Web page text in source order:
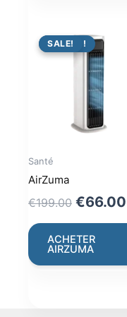
PROMO !
SALE!
Santé
AirZuma
€199.00 Original
price
was:
€199.00.
€66.00
ACHETER
AIRZUMA